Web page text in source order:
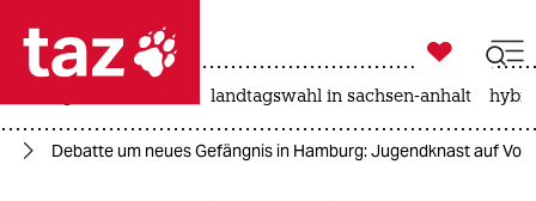
 taz zahl ich
taz zahl ich

taz zahl ich
landtagswahl in sachsen-anhalt
Debatte um neues Gefängnis in Hamburg: Jugendknast auf